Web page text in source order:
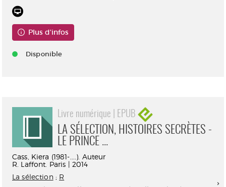
Plus d'infos
Disponible
Livre numérique | EPUB
LA SÉLECTION, HISTOIRES SECRÈTES -
LE PRINCE ...
Cass, Kiera (1981-....). Auteur
R. Laffont. Paris | 2014
La sélection ; R